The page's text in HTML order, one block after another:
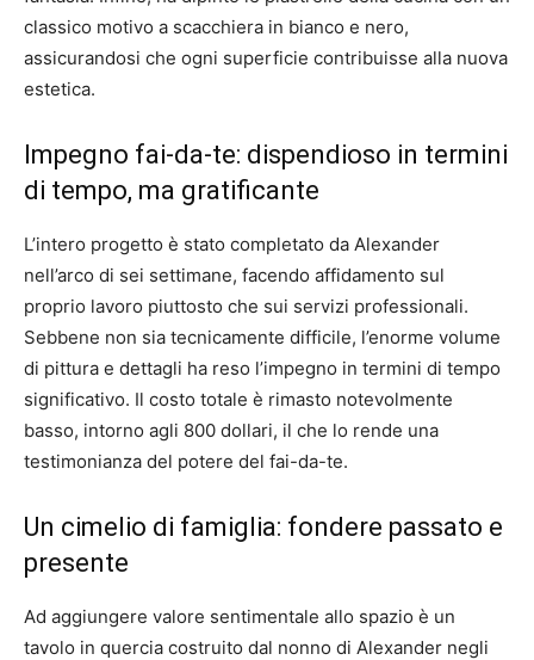
classico motivo a scacchiera in bianco e nero,
assicurandosi che ogni superficie contribuisse alla nuova
estetica.
Impegno fai-da-te: dispendioso in termini
di tempo, ma gratificante
L’intero progetto è stato completato da Alexander
nell’arco di sei settimane, facendo affidamento sul
proprio lavoro piuttosto che sui servizi professionali.
Sebbene non sia tecnicamente difficile, l’enorme volume
di pittura e dettagli ha reso l’impegno in termini di tempo
significativo. Il costo totale è rimasto notevolmente
basso, intorno agli 800 dollari, il che lo rende una
testimonianza del potere del fai-da-te.
Un cimelio di famiglia: fondere passato e
presente
Ad aggiungere valore sentimentale allo spazio è un
tavolo in quercia costruito dal nonno di Alexander negli